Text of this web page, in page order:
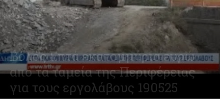
Βόλος Επτά εκατομμύρια ευρώ
από τα ταμεία της Περιφέρειας
για τους εργολάβους 190525